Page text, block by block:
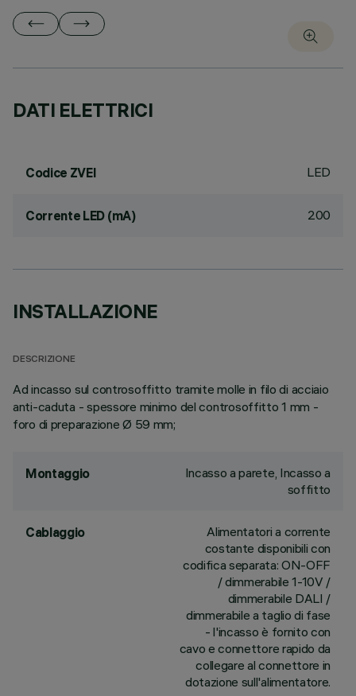
DATI ELETTRICI
Codice ZVEI LED
Corrente LED (mA) 200
INSTALLAZIONE
DESCRIZIONE
Ad incasso sul controsoffitto tramite molle in filo di acciaio
anti-caduta - spessore minimo del controsoffitto 1 mm -
foro di preparazione Ø 59 mm;
Montaggio
Incasso a parete, Incasso a
soffitto
Cablaggio
Alimentatori a corrente
costante disponibili con
codifica separata: ON-OFF
/ dimmerabile 1-10V /
dimmerabile DALI /
dimmerabile a taglio di fase
- l'incasso è fornito con
cavo e connettore rapido da
collegare al connettore in
dotazione sull'alimentatore.